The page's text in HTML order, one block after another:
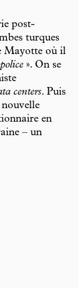
post-
turques
Mayotte où il
». On se
centers. Puis
en
– un